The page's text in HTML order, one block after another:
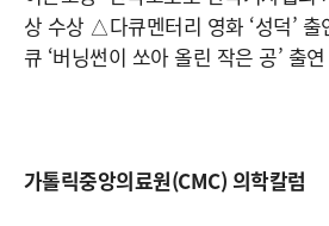
상 수상 △다큐멘터리 영화 ‘성덕’
큐 ‘버닝썬이 쏘아 올린 작은 공’ 출연
가톨릭중앙의료원(CMC) 의학칼럼